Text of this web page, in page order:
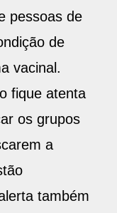
pessoas de
de
vacinal.
fique atenta
os grupos
a
também